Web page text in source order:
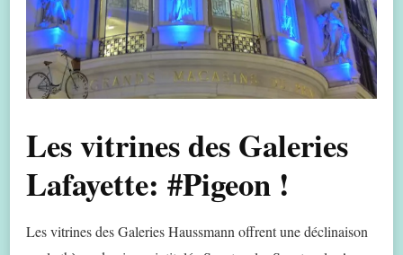
Les vitrines des Galeries
Lafayette: #Pigeon !
Les vitrines des Galeries Haussmann offrent une déclinaison